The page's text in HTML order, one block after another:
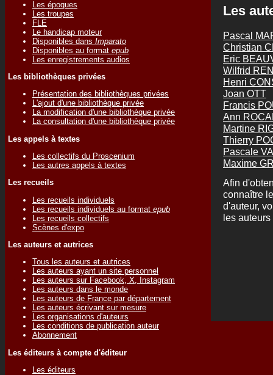
Les époques
Les troupes
FLE
Le handicap moteur
Disponibles dans Imparato
Disponibles au format epub
Les enregistrements audios
Les bibliothèques privées
Présentation des bibliothèques privées
L'ajout d'une bibliothèque privée
La modification d'une bibliothèque privée
La consultation d'une bibliothèque privée
Les appels à textes
Les collectifs du Proscenium
Les autres appels à textes
Les recueils
Les recueils individuels
Les recueils individuels au format epub
Les recueils collectifs
Scènes d'expo
Les auteurs et autrices
Tous les auteurs et autrices
Les auteurs ayant un site personnel
Les auteurs sur Facebook, X, Instagram
Les auteurs dans le monde
Les auteurs de France par département
Les auteurs écrivant sur mesure
Les organisations d'auteurs
Les conditions de publication auteur
Abonnement
Les éditeurs à compte d'éditeur
Les éditeurs
Les
Pascal
Christian
Eric
Wilfrid
Henri
Joan OTT
Francis
Ann
Martine
Thierry
Pascale
Maxime
Afin
connaître
d'auteur,
les